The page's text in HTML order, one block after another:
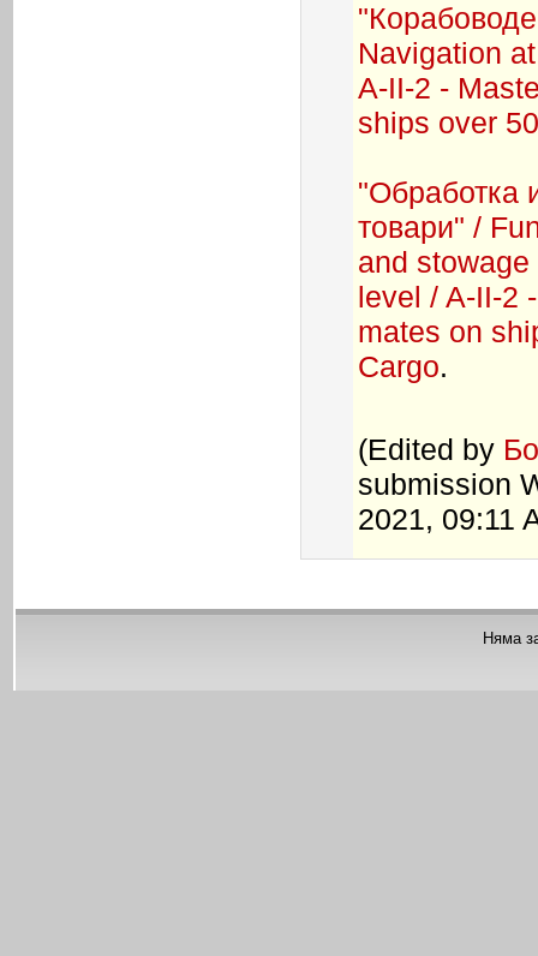
Navigation
A-II-2 -
ships over
"Обработка
товари" /
and
level / A-II-2
mates on
Cargo.
(Edited by
submission
2021, 09:11
Няма